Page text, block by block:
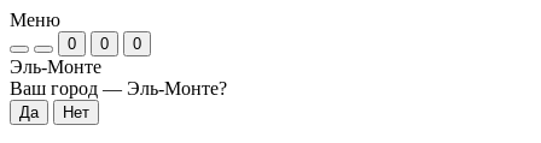
Меню
0 0 0
Эль-Монте
Ваш город — Эль-Монте?